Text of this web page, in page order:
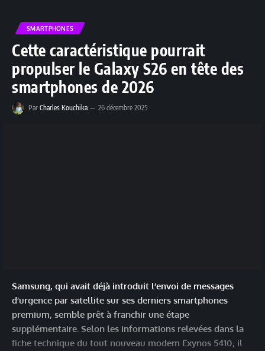
SMARTPHONES
Cette caractéristique pourrait
propulser le Galaxy S26 en tête des
smartphones de 2026
Par Charles Kouchika 26 décembre 2025
Samsung, qui avait déjà introduit l’envoi de messages
d’urgence par satellite sur ses derniers smartphones
premium, semble prêt à franchir une étape
supplémentaire. Selon les informations relevées dans la
fiche technique du tout nouveau modem Exynos 5410, il